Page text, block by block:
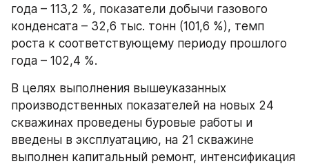
года – 113,2 %, показатели добычи газового
конденсата – 32,6 тыс. тонн (101,6 %), темп
роста к соответствующему периоду прошлого
года – 102,4 %.
В целях выполнения вышеуказанных
производственных показателей на новых 24
скважинах проведены буровые работы и
введены в эксплуатацию, на 21 скважине
выполнен капитальный ремонт, интенсификация